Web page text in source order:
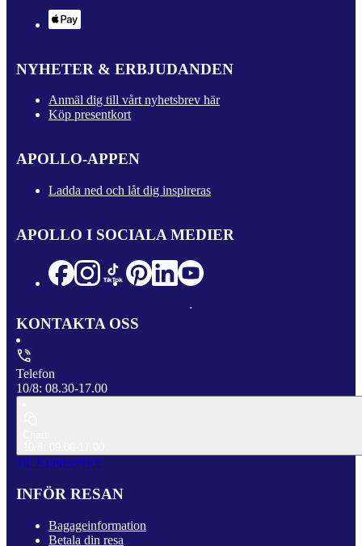
NYHETER & ERBJUDANDEN
Anmäl dig till vårt nyhetsbrev här
Köp presentkort
APOLLO-APPEN
Ladda ned och låt dig inspireras
APOLLO I SOCIALA MEDIER
KONTAKTA OSS
Telefon
10/8: 08.30-17.00
Till Kundservice
INFÖR RESAN
Bagageinformation
Betala din resa